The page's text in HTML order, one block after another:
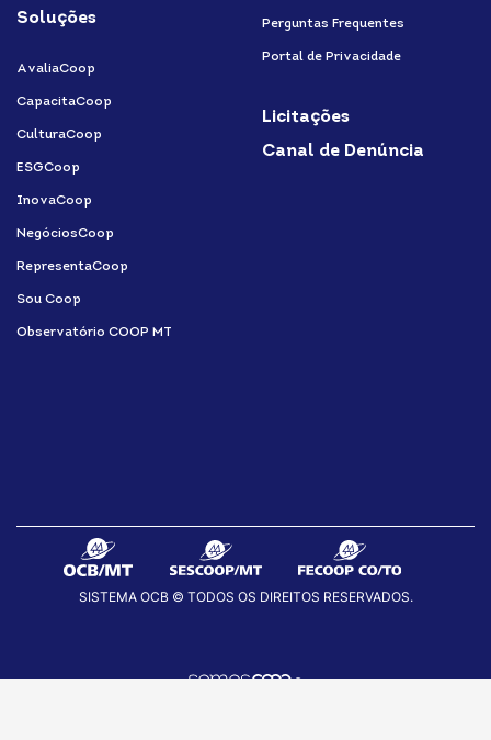
Soluções
AvaliaCoop
CapacitaCoop
CulturaCoop
ESGCoop
InovaCoop
NegóciosCoop
RepresentaCoop
Sou Coop
Observatório COOP MT
Perguntas Frequentes
Portal de Privacidade
Licitações
Canal de Denúncia
SISTEMA OCB © TODOS OS DIREITOS RESERVADOS.